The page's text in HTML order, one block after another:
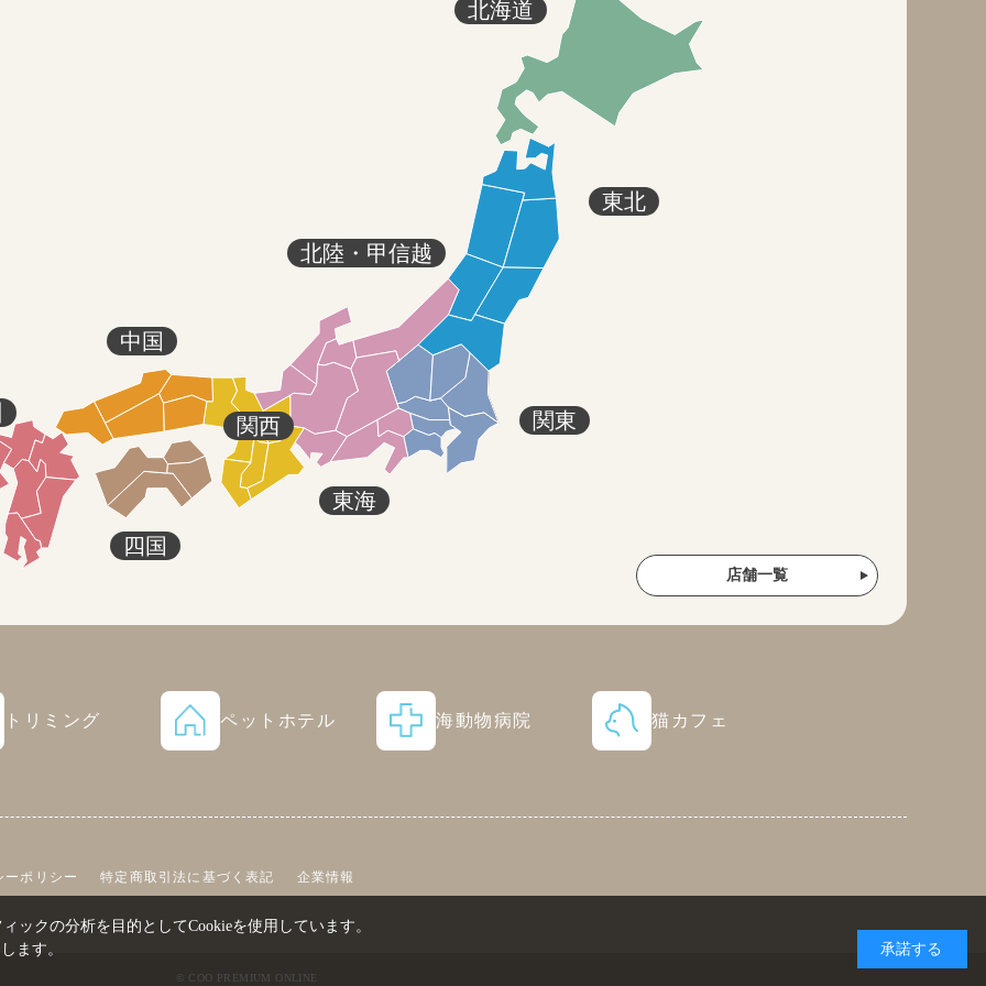
北海道
東北
関東
北陸・甲信越
東海
関西
四国
中国
店舗一覧
トリミング ペットホテル 海動物病院 猫カフェ
ーポリシー 特定商取引法に基づく表記 企業情報
© COO PREMIUM ONLINE
ックの分析を目的としてCookieを使用しています。
ます。
承諾する